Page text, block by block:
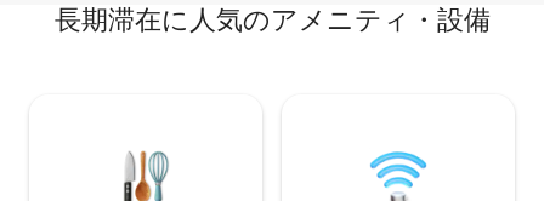
長期滞在に人気のアメニティ・設備